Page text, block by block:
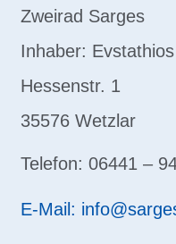
Zweirad Sarges
Inhaber:
Hessenstr. 1
35576 Wetzlar
Telefon: 06441 –
E-Mail: